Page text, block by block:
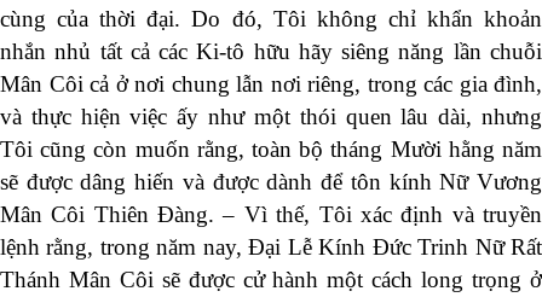
cùng của thời đại. Do đó, Tôi không chỉ khẩn khoản
nhắn nhủ tất cả các Ki-tô hữu hãy siêng năng lần chuỗi
Mân Côi cả ở nơi chung lẫn nơi riêng, trong các gia đình,
và thực hiện việc ấy như một thói quen lâu dài, nhưng
Tôi cũng còn muốn rằng, toàn bộ tháng Mười hằng năm
sẽ được dâng hiến và được dành để tôn kính Nữ Vương
Mân Côi Thiên Đàng. – Vì thế, Tôi xác định và truyền
lệnh rằng, trong năm nay, Đại Lễ Kính Đức Trinh Nữ Rất
Thánh Mân Côi sẽ được cử hành một cách long trọng ở